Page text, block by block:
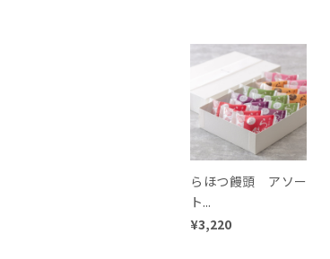
らほつ饅頭 アソー
ト...
¥3,220